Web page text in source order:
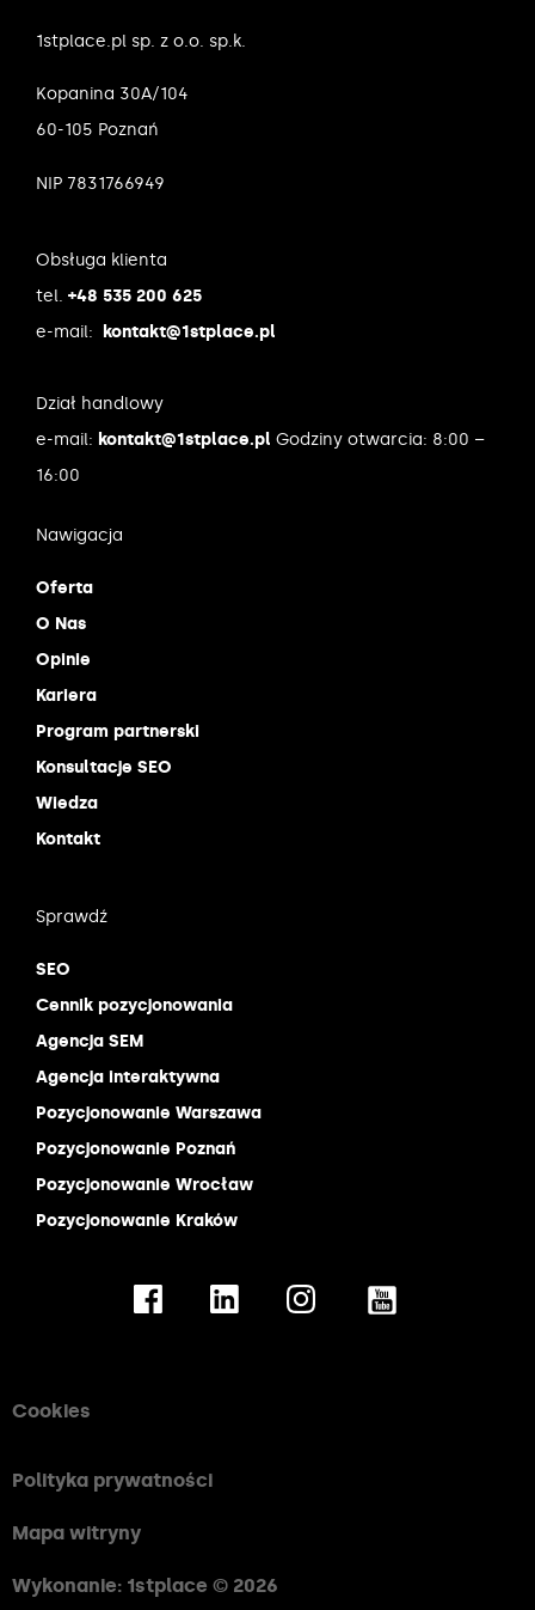
1stplace.pl sp. z o.o. sp.k.
Kopanina 30A/104
60-105 Poznań
NIP 7831766949
Obsługa klienta
tel. +48 535 200 625
e-mail:
kontakt@1stplace.pl
Dział handlowy
e-mail: kontakt@1stplace.pl Godziny otwarcia: 8:00 –
16:00
Nawigacja
Oferta
O Nas
Opinie
Kariera
Program partnerski
Konsultacje SEO
Wiedza
Kontakt
Sprawdź
SEO
Cennik pozycjonowania
Agencja SEM
Agencja interaktywna
Pozycjonowanie Warszawa
Pozycjonowanie Poznań
Pozycjonowanie Wrocław
Pozycjonowanie Kraków
Cookies
Polityka prywatności
Mapa witryny
Wykonanie: 1stplace © 2026